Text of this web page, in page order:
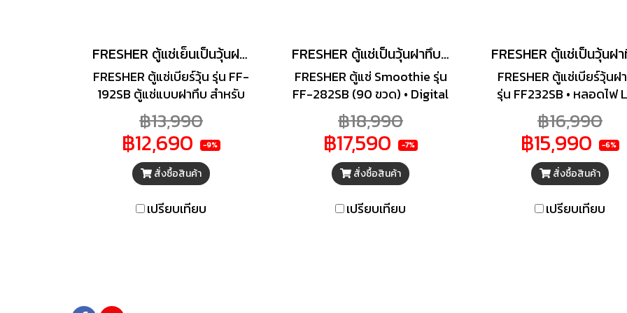
FRESHER ตู้แช่เย็นเป็นวุ้นฝาทึบ รุ่น FF-192SB ความจุ 190 ลิตร 6.7 คิว 56 ขวด
FRESHER ตู้แช่เบียร์วุ้น รุ่น FF-
192SB ตู้แช่แบบฝาทึบ สำหรับ
ใช้แช่เบียร์ หรือเครื่องดื่มต่างๆ
ให้เป็นวุ้นเกล็ดหิมะ ช่วยเก็บ
อุณหภูมิความเย็นได้อย่างมี
ประสิทธิภาพ กระจายความเย็น
ได้อย่างรวดเร็ว เหมาะสำหรับใช้
ในร้านอาหาร ร้านขายของชำ
หรือภายในโรงแรม
฿13,990
฿12,690 -9%
สั่งซื้อสินค้า
เปรียบเทียบ
FRESHER ตู้แช่เป็นวุ้นฝาทึบ รุ่น FF-282SB ความจุ 280 ลิตร ขนาด 9.2 คิว 90 ขวด
FRESHER ตู้แช่ Smoothie รุ่น
FF-282SB (90 ขวด) • Digital
Control ควบคุมอุณหภูมิได้
อย่างแม่นยำ • มีตระกร้าเต็มตู้
สามารถปรับเปลี่ยนรูปแบบใน
การแช่ได้ • หลอดไฟ LED
ภายในส่องสว่าง ทั่วถึงทั้งตู้
฿18,990
฿17,590 -7%
สั่งซื้อสินค้า
เปรียบเทียบ
FRESHER ตู้แช่เบียร์วุ้นฝ
รุ่น FF232SB • หลอดไฟ
ภายในส่องสว่าง ทั่วถึงทั้งตู้
Digital Control ควบคุม
อุณหภูมิที่ - 8 ถึง -10 อง
฿16,990
฿15,990 -6%
สั่งซื้อสินค้า
เปรียบเทียบ